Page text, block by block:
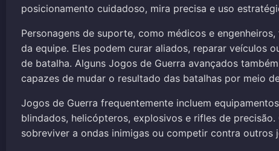
posicionamento cuidadoso, mira precisa e uso
Personagens de suporte, como médicos e
da equipe. Eles podem curar aliados, reparar veículos
de batalha. Alguns Jogos de Guerra avançados
capazes de mudar o resultado das batalhas por meio
Jogos de Guerra frequentemente incluem
blindados, helicópteros, explosivos e rifles de
sobreviver a ondas inimigas ou competir contra outros